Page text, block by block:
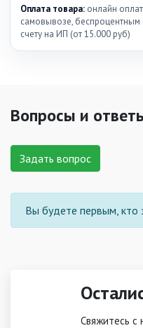
Оплата товара: онлайн
самовывозе, беспроцентным
счету на ИП (от 15.000 руб)
Вопросы и
Задать вопрос
Вы будете первым, кто
Свяжитесь с